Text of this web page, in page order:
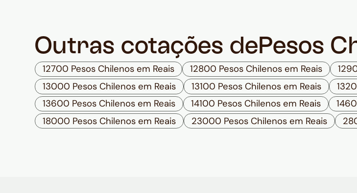
Outras cotações de Pesos
12700 Pesos Chilenos em Reais 12800 Pesos Chilenos em Reais
13000 Pesos Chilenos em Reais
13100 Pesos Chilenos em Reais
13600 Pesos Chilenos em Reais
14100 Pesos Chilenos em Reais
18000 Pesos Chilenos em Reais
23000 Pesos Chilenos em Reais